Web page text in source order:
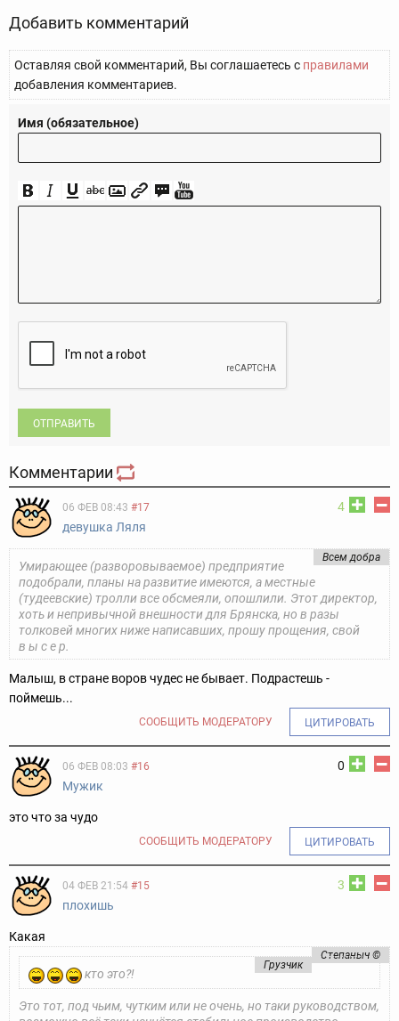
Добавить комментарий
Оставляя свой комментарий, Вы соглашаетесь с правилами
добавления комментариев.
Имя (обязательное)
ОТПРАВИТЬ
Комментарии
4
06 ФЕВ 08:43 #17
девушка Ляля
Всем добра
Умирающее (разворовываемое) предприятие
подобрали, планы на развитие имеются, а местные
(тудеевские) тролли все обсмеяли, опошлили. Этот директор,
хоть и непривычной внешности для Брянска, но в разы
толковей многих ниже написавших, прошу прощения, свой
в ы с е р.
Малыш, в стране воров чудес не бывает. Подрастешь -
поймешь...
СООБЩИТЬ МОДЕРАТОРУ ЦИТИРОВАТЬ
0
06 ФЕВ 08:03 #16
Мужик
это что за чудо
СООБЩИТЬ МОДЕРАТОРУ ЦИТИРОВАТЬ
3
04 ФЕВ 21:54 #15
плохишь
Какая
Степаныч ©
Грузчик
кто это?!
Это тот, под чьим, чутким или не очень, но таки руководством,